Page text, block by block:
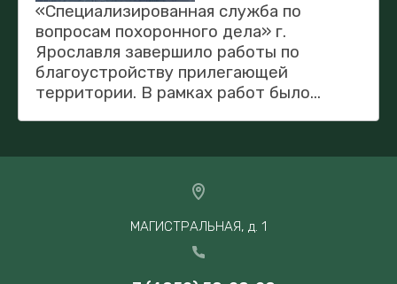
«Специализированная служба по
вопросам похоронного дела» г.
Ярославля завершило работы по
благоустройству прилегающей
территории. В рамках работ было...
МАГИСТРАЛЬНАЯ, д. 1